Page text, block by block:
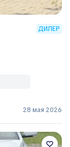
ДИЛЕР
28 мая 2026